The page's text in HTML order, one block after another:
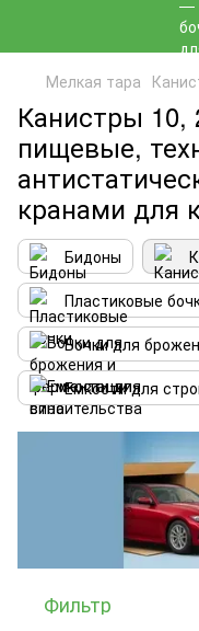
Мелкая тара
Канистры 10,
пищевые,
кранами для
Бидоны
Пластиковые
Бочки для
Емкости для
Фильтр